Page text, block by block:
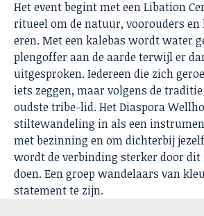
Het event begint met een Libation
ritueel om de natuur, voorouders
eren. Met een kalebas wordt water
plengoffer aan de aarde terwijl er
uitgesproken. Iedereen die zich
iets zeggen, maar volgens de
oudste tribe-lid. Het Diaspora
stiltewandeling in als een
met bezinning en om dichterbij
wordt de verbinding sterker door dit
doen. Een groep wandelaars van
statement te zijn.